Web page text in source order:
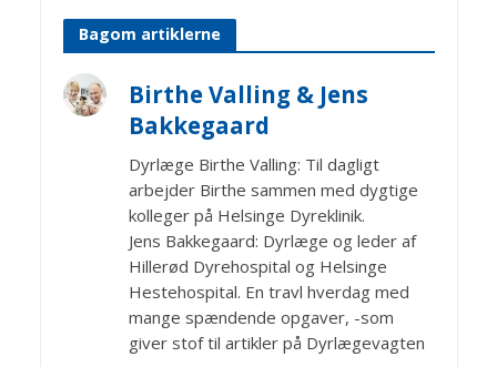
Bagom artiklerne
Birthe Valling & Jens
Bakkegaard
Dyrlæge Birthe Valling: Til dagligt
arbejder Birthe sammen med dygtige
kolleger på Helsinge Dyreklinik.
Jens Bakkegaard: Dyrlæge og leder af
Hillerød Dyrehospital og Helsinge
Hestehospital. En travl hverdag med
mange spændende opgaver, -som
giver stof til artikler på Dyrlægevagten